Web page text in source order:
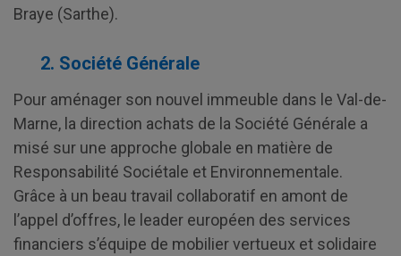
Braye (Sarthe).
2. Société Générale
Pour aménager son nouvel immeuble dans le Val-de-
Marne, la direction achats de la Société Générale a
misé sur une approche globale en matière de
Responsabilité Sociétale et Environnementale.
Grâce à un beau travail collaboratif en amont de
l’appel d’offres, le leader européen des services
financiers s’équipe de mobilier vertueux et solidaire